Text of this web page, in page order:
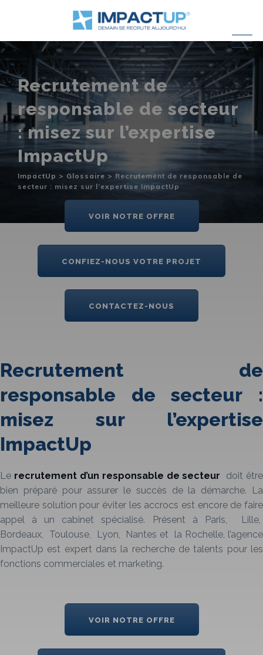
Recrutement de
responsable de secteur
: misez sur l’expertise
ImpactUp
ImpactUp > Glossaire > Recrutement de responsable de
secteur : misez sur l’expertise ImpactUp
VOIR NOTRE OFFRE
CONFIEZ-NOUS VOTRE PROJET
CONTACTEZ-NOUS
Recrutement de
responsable de secteur :
misez sur l’expertise
ImpactUp
Le recrutement d’un responsable de secteur
doit être
bien préparé pour assurer le succès de la démarche. La
meilleure solution pour éviter les accrocs est encore de faire
appel à un cabinet spécialisé. Présent à Paris, Lille,
Bordeaux, Toulouse, Lyon, Nantes et la Rochelle, l’agence
ImpactUp est expert dans la recherche de talents pour les
fonctions commerciales et marketing.
VOIR NOTRE OFFRE